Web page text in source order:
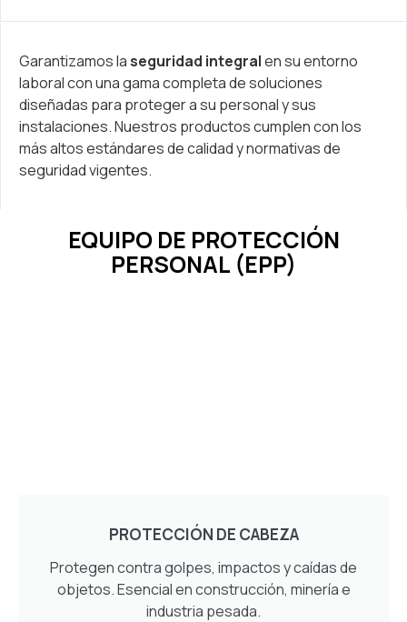
Garantizamos laseguridad integralen su entorno
laboral con una gama completa de soluciones
diseñadas para proteger a su personal y sus
instalaciones. Nuestros productos cumplen con los
más altos estándares de calidad y normativas de
seguridad vigentes.
EQUIPO DE PROTECCIÓN
PERSONAL (EPP)
PROTECCIÓN DE CABEZA
Protegen contra golpes, impactos y caídas de
objetos. Esencial en construcción, minería e
industria pesada.